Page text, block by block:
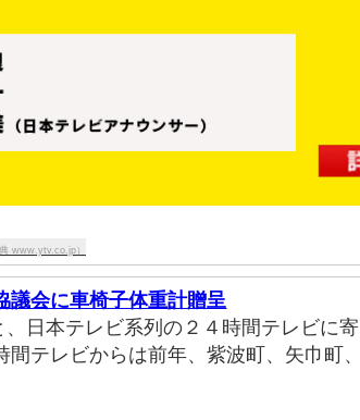
典 www.ytv.co.jp）
議会に車椅子体重計贈呈
日本テレビ系列の２４時間テレビに寄
テレビからは前年、紫波町、矢巾町、